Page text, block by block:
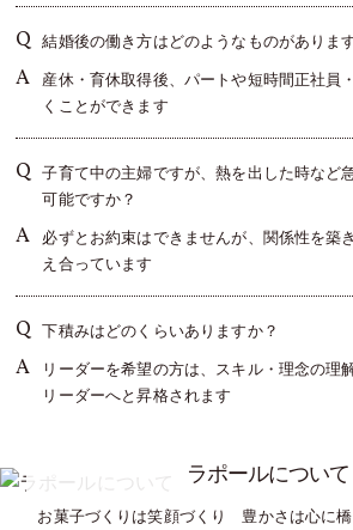
結婚後の働き方はどのようなものがありま
産休・育休取得後、パートや短時間正社員
くことができます
子育て中の主婦ですが、熱を出した時など
可能ですか？
必ずとお約束はできませんが、関係性を築
え合っています
下積みはどのくらいありますか？
リーダーを希望の方は、スキル・理念の理
リーダーへと昇格されます
ラポールについて
お菓子づくりは笑顔づくり 豊かさは心に